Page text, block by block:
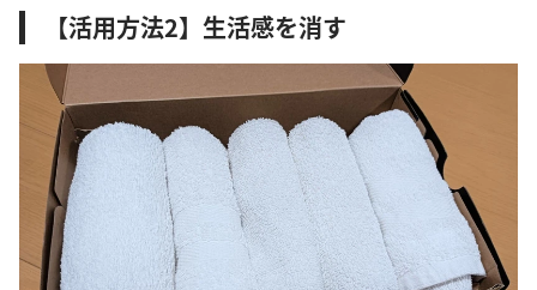
【活用方法2】生活感を消す